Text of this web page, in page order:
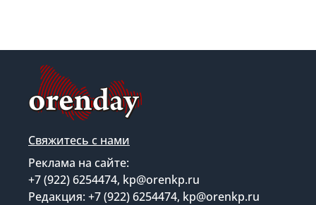
Свяжитесь с нами
Реклама на сайте:
+7 (922) 6254474, kp@orenkp.ru
Редакция: +7 (922) 6254474, kp@orenkp.ru